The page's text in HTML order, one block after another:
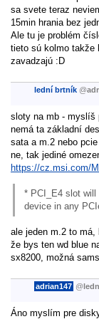
sa svete teraz
15min hrania bez
Ale tu je problém
tieto sú kolmo takže
zavadzajú :D
lední brtník @
sloty na mb - myslíš
nemá ta základní
sata a m.2 nebo
ne, tak jediné
https://cz.msi.com/
* PCI_E4 slot will
device in any
ale jeden m.2 to
že bys ten wd blue
sx8200, možná
adrian147 @
Áno myslím pre